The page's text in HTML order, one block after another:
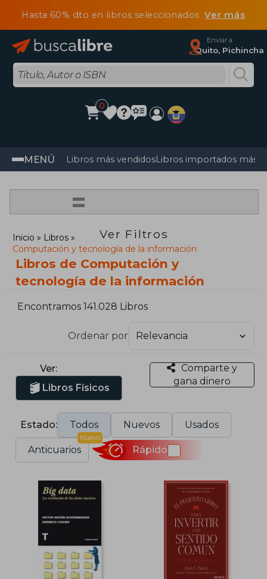
Hasta 60% dto en libros seleccionadosVer más
Enviar a
Quito, Pichincha
0
MENÚ Libros más vendidosLibros importados más
=
Ver Filtros
Inicio
Libros
Computación y tecnología de la información
Libros de Computación y
tecnología de la información
Encontramos 141.028 Libros
Ordenar por
Ver:
Libros Físicos
Comparte y
gana dinero
Estado: Todos Nuevos Usados
Anticuarios
Nuevo
Rápido